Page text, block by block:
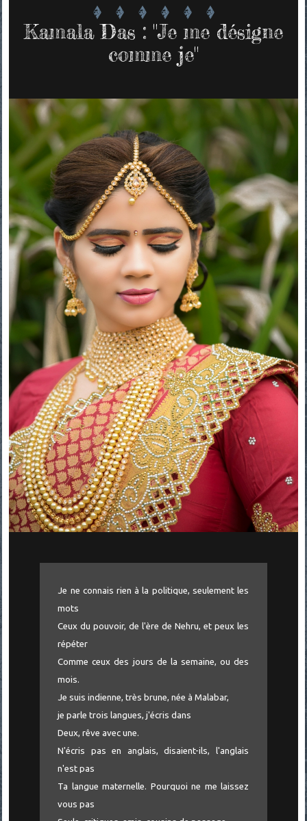
Kamala Das : "Je me désigne
comme je"
Je ne connais rien à la politique, seulement les
mots
Ceux du pouvoir, de l'ère de Nehru, et peux les
répéter
Comme ceux des jours de la semaine, ou des
mois.
Je suis indienne, très brune, née à Malabar,
je parle trois langues, j'écris dans
Deux, rêve avec une.
N'écris pas en anglais, disaient-ils, l'anglais
n'est pas
Ta langue maternelle. Pourquoi ne me laissez
vous pas